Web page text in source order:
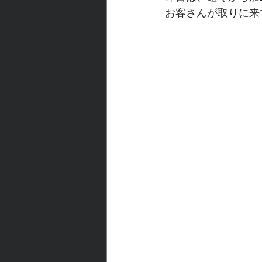
お客さんが取りに来